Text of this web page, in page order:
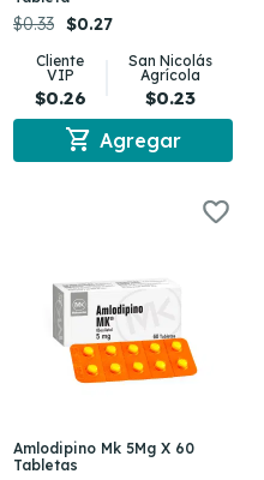
$0.33 $0.27
Cliente
VIP
$0.26
San Nicolás
Agrícola
$0.23
shopping_cart Agregar
Amlodipino Mk 5Mg X 60
Tabletas